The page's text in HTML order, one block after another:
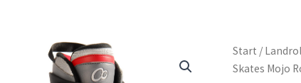
Start /
Skates Mojo